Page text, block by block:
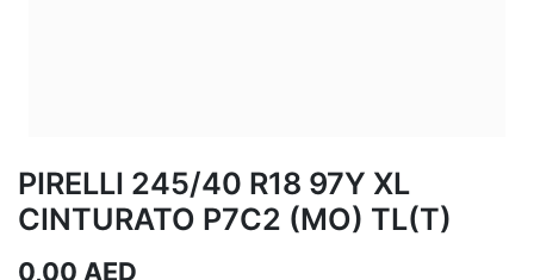
PIRELLI 245/40 R18 97Y XL
CINTURATO P7C2 (MO) TL(T)
0,00 AED